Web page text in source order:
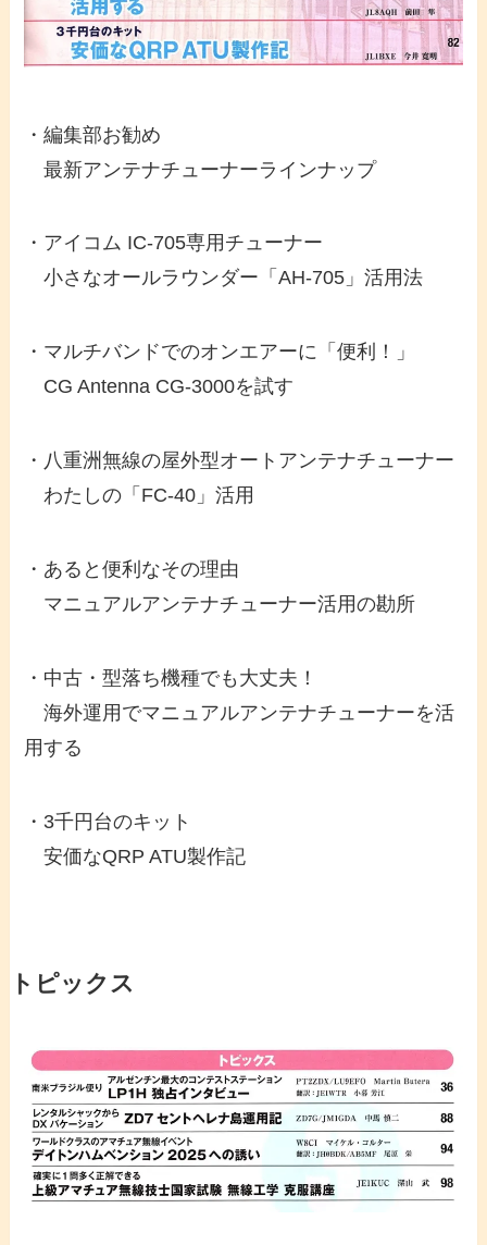
・編集部お勧め
最新アンテナチューナーラインナップ
・アイコム IC-705専用チューナー
小さなオールラウンダー「AH-705」活用法
・マルチバンドでのオンエアーに「便利！」
CG Antenna CG-3000を試す
・八重洲無線の屋外型オートアンテナチューナー
わたしの「FC-40」活用
・あると便利なその理由
マニュアルアンテナチューナー活用の勘所
・中古・型落ち機種でも大丈夫！
海外運用でマニュアルアンテナチューナーを活
用する
・3千円台のキット
安価なQRP ATU製作記
トピックス